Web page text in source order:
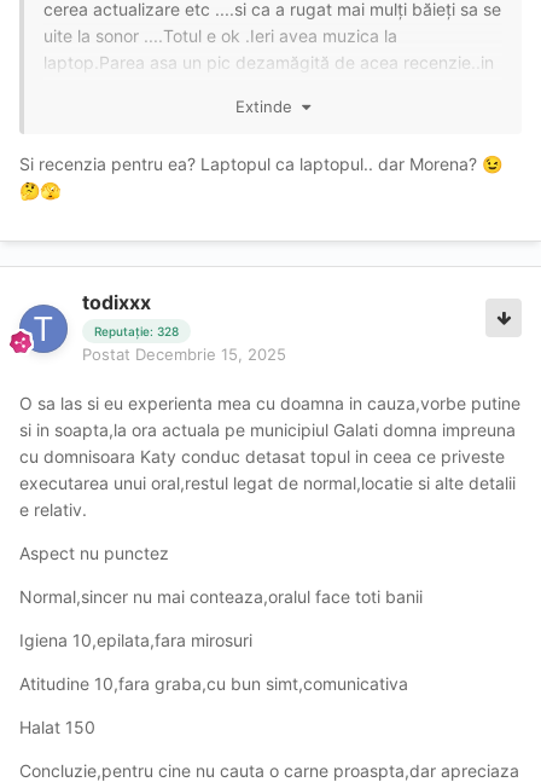
cerea actualizare etc ....si ca a rugat mai mulți băieți sa se
uite la sonor ....Totul e ok .Ieri avea muzica la
laptop.Parea asa un pic dezamăgită de acea recenzie..in
înregistrez".. cand eu sunt aici de atâta timp ? " ..,Va salut
-a dat laptopul in mana ...sa o ajute sa faca sonorul
...!Spor ..va salut !
Extinde
Si recenzia pentru ea? Laptopul ca laptopul.. dar Morena? 😉
🤔🫣
todixxx
Reputație: 328
Postat Decembrie 15, 2025
O sa las si eu experienta mea cu doamna in cauza,vorbe putine
si in soapta,la ora actuala pe municipiul Galati domna impreuna
cu domnisoara Katy conduc detasat topul in ceea ce priveste
executarea unui oral,restul legat de normal,locatie si alte detalii
e relativ.
Aspect nu punctez
Normal,sincer nu mai conteaza,oralul face toti banii
Igiena 10,epilata,fara mirosuri
Atitudine 10,fara graba,cu bun simt,comunicativa
Halat 150
Concluzie,pentru cine nu cauta o carne proaspta,dar apreciaza